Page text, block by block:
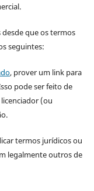
que os termos
seguintes:
, prover um link para
pode ser feito de
(ou
termos jurídicos ou
legalmente outros de